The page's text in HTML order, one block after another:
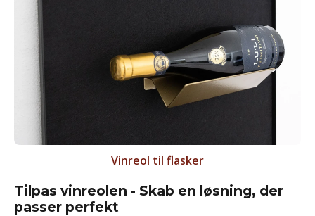
Vinreol til flasker
Tilpas vinreolen - Skab en løsning, der
passer perfekt